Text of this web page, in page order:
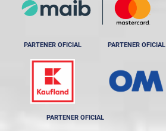
PARTENER OFICIAL PARTENER OFICIAL
PARTENER OFICIAL